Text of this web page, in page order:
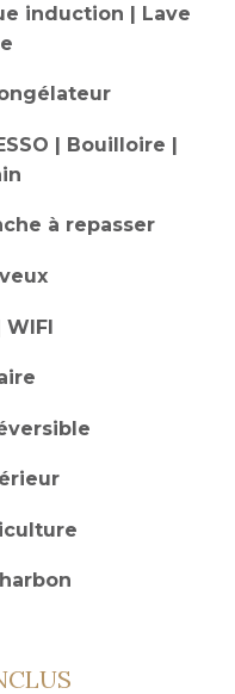
induction | Lave
| Bouilloire |
à repasser
WIFI